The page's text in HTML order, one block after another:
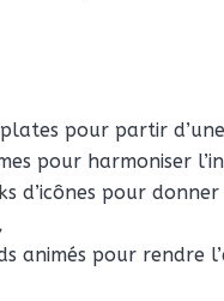
pour partir
pour harmoniser
d’icônes pour
animés pour rendre